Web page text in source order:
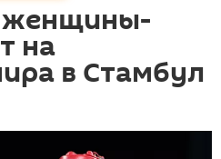
женщины-
на
в Стамбул